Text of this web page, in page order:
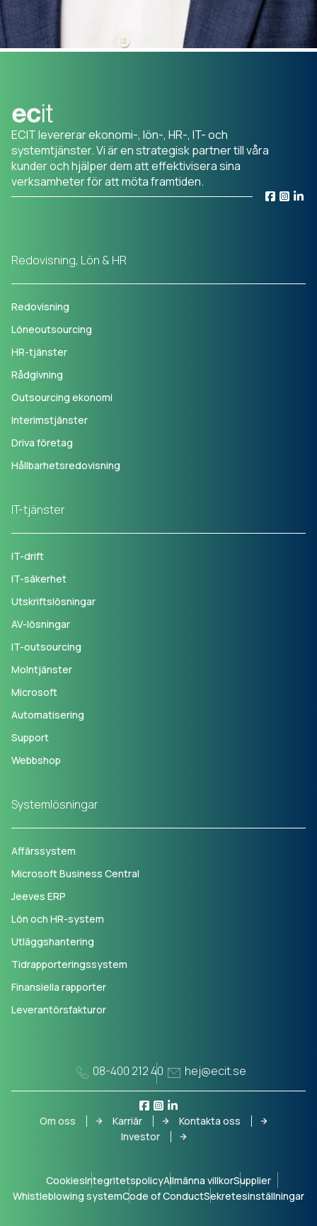
ECIT levererar ekonomi-, lön-, HR-, IT- och
systemtjänster. Vi är en strategisk partner till våra
kunder och hjälper dem att effektivisera sina
verksamheter för att möta framtiden.
Redovisning, Lön & HR
Redovisning
Löneoutsourcing
HR-tjänster
Rådgivning
Outsourcing ekonomi
Interimstjänster
Driva företag
Hållbarhetsredovisning
IT-tjänster
IT-drift
IT-säkerhet
Utskriftslösningar
AV-lösningar
IT-outsourcing
Molntjänster
Microsoft
Automatisering
Support
Webbshop
Systemlösningar
Affärssystem
Microsoft Business Central
Jeeves ERP
Lön och HR-system
Utläggshantering
Tidrapporteringssystem
Finansiella rapporter
Leverantörsfakturor
CookiesIntegritetspolicyAllmänna villkorSupplier
Whistleblowing systemCode of ConductSekretesinställningar
08-400 212 40 hej@ecit.se
Om oss Karriär
Kontakta oss
Investor